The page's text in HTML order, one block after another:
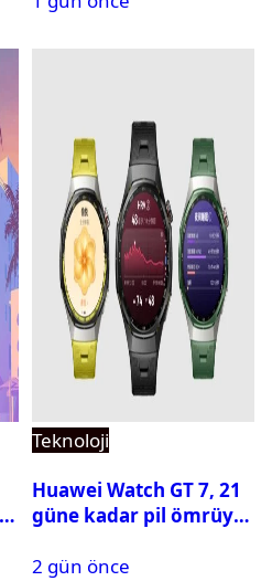
Teknoloji
Huawei Watch GT 7, 21
güne kadar pil ömrüyle
2 gün önce